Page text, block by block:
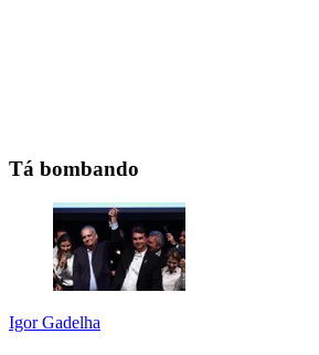
Tá bombando
Igor Gadelha